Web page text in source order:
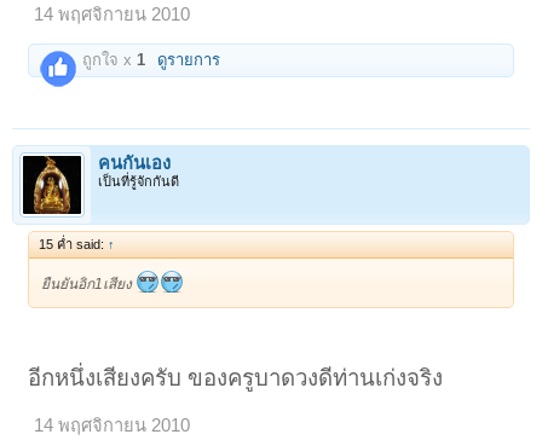
14 พฤศจิกายน 2010
ถูกใจ x 1 ดูรายการ
คนกันเอง
เป็นที่รู้จักกันดี
15 ค่ำ said: ↑
ยืนยันอิก1เสียง
อีกหนึ่งเสียงครับ ของครูบาดวงดีท่านเก่งจริง
14 พฤศจิกายน 2010